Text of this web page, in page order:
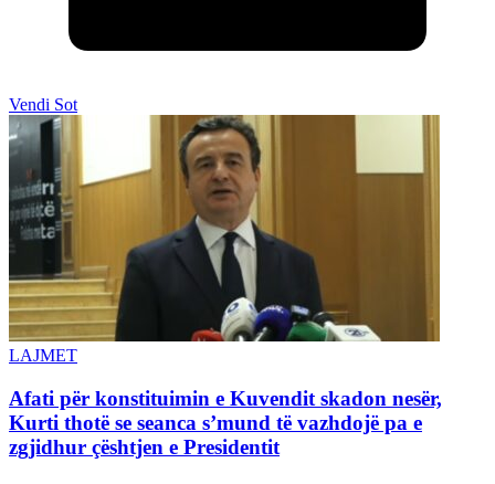
Vendi Sot
LAJMET
Afati për konstituimin e Kuvendit skadon nesër,
Kurti thotë se seanca s’mund të vazhdojë pa e
zgjidhur çështjen e Presidentit